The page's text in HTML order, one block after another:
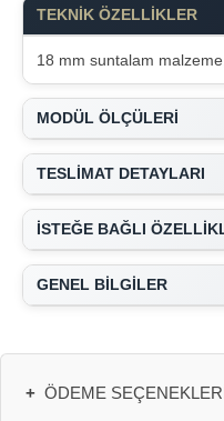
TEKNİK ÖZELLİKLER
18 mm suntalam
MODÜL ÖLÇÜLERİ
TESLİMAT DETAYLARI
İSTEĞE BAĞLI
GENEL BİLGİLER
+ ÖDEME